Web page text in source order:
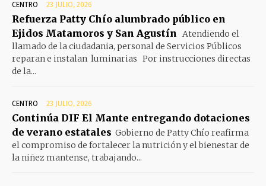
CENTRO 23 JULIO, 2026
Refuerza Patty Chío alumbrado público en
Ejidos Matamoros y San Agustín Atendiendo el
llamado de la ciudadania, personal de Servicios Públicos
reparan e instalan luminarias Por instrucciones directas
de la...
CENTRO 23 JULIO, 2026
Continúa DIF El Mante entregando dotaciones
de verano estatales Gobierno de Patty Chío reafirma
el compromiso de fortalecer la nutrición y el bienestar de
la niñez mantense, trabajando...